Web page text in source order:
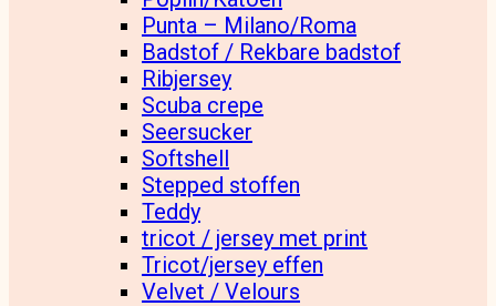
Punta – Milano/Roma
Badstof / Rekbare badstof
Ribjersey
Scuba crepe
Seersucker
Softshell
Stepped stoffen
Teddy
tricot / jersey met print
Tricot/jersey effen
Velvet / Velours